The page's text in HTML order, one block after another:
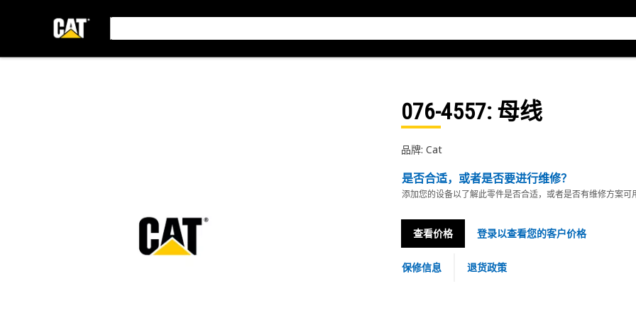
076-4557: 母线
品牌: Cat
是否合适，或者是否要进行维修？
添加您的设备以了解此零件是否合适，或者是否有维修方案可
查看价格 登录以查看您的客户价格
保修信息 退货政策